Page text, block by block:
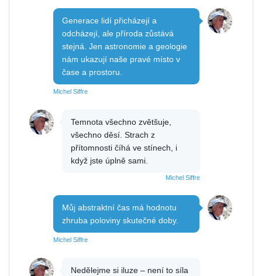
Generace lidí přicházejí a
odcházejí, ale příroda zůstává
stejná. Jen astronomie a geologie
nám ukazují naše pravé místo v
čase a prostoru.
Michel Siffre
Temnota všechno zvětšuje,
všechno děsí. Strach z
přítomnosti číhá ve stínech, i
když jste úplně sami.
Michel Siffre
Můj abstraktní čas má hodnotu
zhruba poloviny skutečné doby.
Michel Siffre
Nedělejme si iluze – není to síla